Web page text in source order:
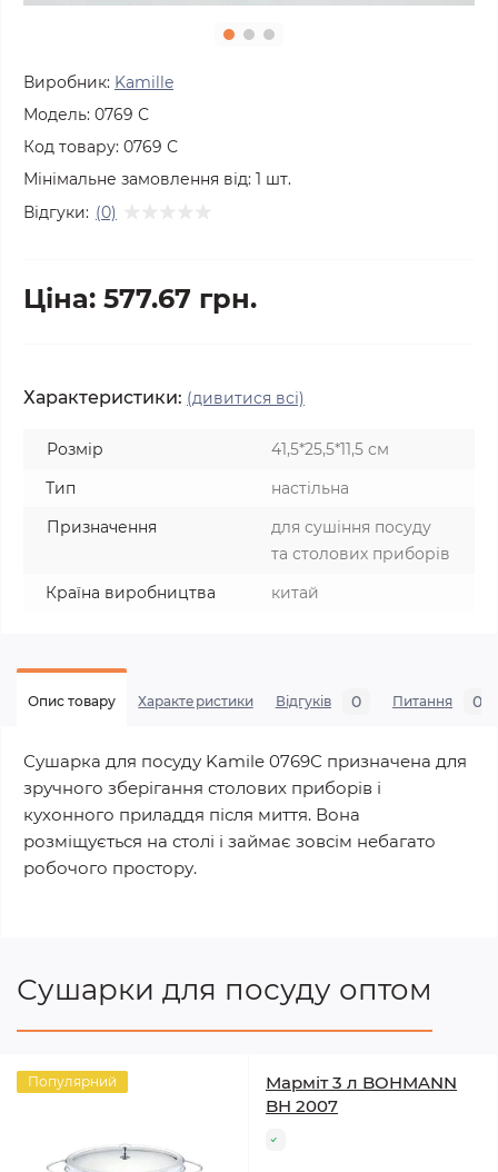
Виробник: Kamille
Модель: 0769 С
Код товару: 0769 С
Мінімальне замовлення від: 1 шт.
Відгуки: (0)
Ціна: 577.67 грн.
Характеристики: (дивитися всі)
Розмір
41,5*25,5*11,5 см
Тип
настільна
Призначення
для сушіння посуду
та столових приборів
Країна виробництва
китай
Опис товару Характеристики Відгуків 0 Питання 0
Сушарка для посуду Kamile 0769С призначена для
зручного зберігання столових приборів і
кухонного приладдя після миття. Вона
розміщується на столі і займає зовсім небагато
робочого простору.
Сушарки для посуду оптом
Популярний
Марміт 3 л BOHMANN
BH 2007